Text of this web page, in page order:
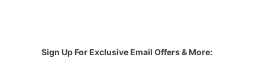
Sign Up For Exclusive Email Offers & More: